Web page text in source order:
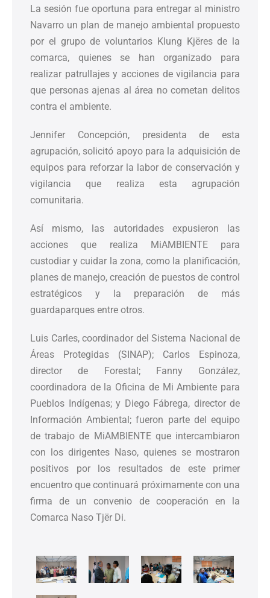
La sesión fue oportuna para entregar al ministro
Navarro un plan de manejo ambiental propuesto
por el grupo de voluntarios Klung Kjëres de la
comarca, quienes se han organizado para
realizar patrullajes y acciones de vigilancia para
que personas ajenas al área no cometan delitos
contra el ambiente.
Jennifer Concepción, presidenta de esta
agrupación, solicitó apoyo para la adquisición de
equipos para reforzar la labor de conservación y
vigilancia que realiza esta agrupación
comunitaria.
Así mismo, las autoridades expusieron las
acciones que realiza MiAMBIENTE para
custodiar y cuidar la zona, como la planificación,
planes de manejo, creación de puestos de control
estratégicos y la preparación de más
guardaparques entre otros.
Luis Carles, coordinador del Sistema Nacional de
Áreas Protegidas (SINAP); Carlos Espinoza,
director de Forestal; Fanny González,
coordinadora de la Oficina de Mi Ambiente para
Pueblos Indígenas; y Diego Fábrega, director de
Información Ambiental; fueron parte del equipo
de trabajo de MiAMBIENTE que intercambiaron
con los dirigentes Naso, quienes se mostraron
positivos por los resultados de este primer
encuentro que continuará próximamente con una
firma de un convenio de cooperación en la
Comarca Naso Tjër Di.